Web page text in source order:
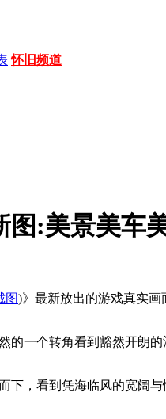
怀旧频道
图:美景美车
图)》最新放出的游戏真实画
的一个转角看到豁然开朗
下，看到凭海临风的宽阔